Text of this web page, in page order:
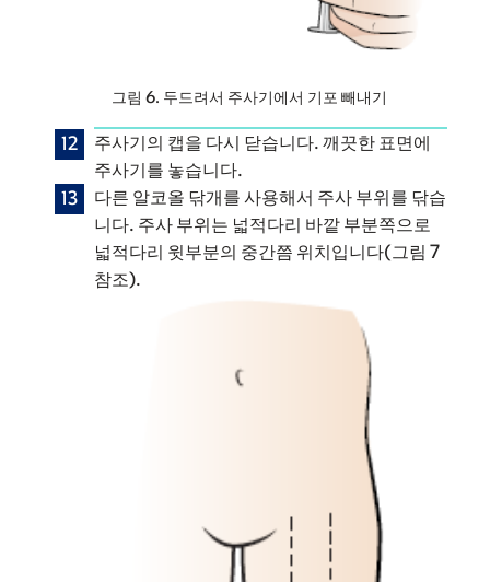
그림 6. 두드려서 주사기에서 기포 빼내기
주사기의 캡을 다시 닫습니다. 깨끗한 표면에
주사기를 놓습니다.
다른 알코올 닦개를 사용해서 주사 부위를 닦습
니다. 주사 부위는 넓적다리 바깥 부분쪽으로
넓적다리 윗부분의 중간쯤 위치입니다(그림 7
참조).